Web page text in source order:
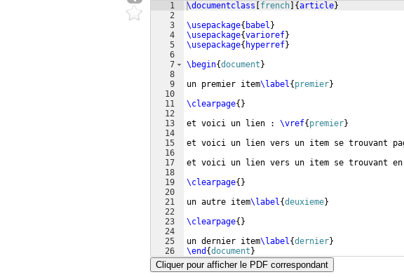
1
2
3
4
5
6
7
8
9
10
11
12
13
14
15
16
17
18
19
20
21
22
23
24
25
26
\documentclass french {article}
\usepackage{ babel }
\usepackage{varioref}
\usepackage{ hyperref}
\begin{document }
un premier item\label{ premier}
\clearpage{ }
et voici un lien : \vref{ premier}
et voici un lien vers un item se trouvant
et voici un lien vers un item se trouvant
\clearpage{ }
un autre item\label{deuxieme}
\clearpage{ }
un dernier item\label{dernier}
\end {document }
Cliquer pour afficher le PDF correspondant